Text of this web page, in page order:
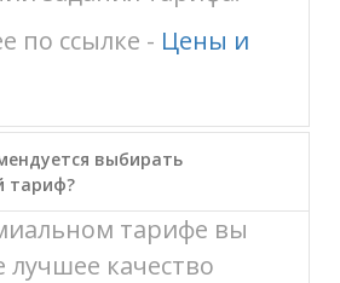
по ссылке - Цены и
выбирать
тариф?
тарифе вы
лучшее качество